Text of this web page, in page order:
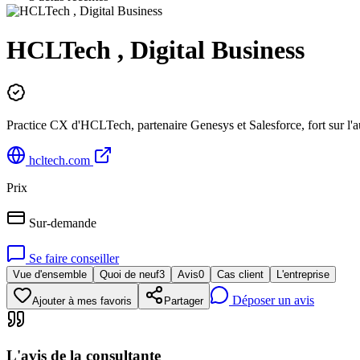
HCLTech , Digital Business
Practice CX d'HCLTech, partenaire Genesys et Salesforce, fort sur
hcltech.com
Prix
Sur-demande
Se faire conseiller
Vue d'ensemble Quoi de neuf3 Avis0 Cas client L'entreprise
Ajouter à mes favoris Partager Déposer un avis
L'avis de la consultante